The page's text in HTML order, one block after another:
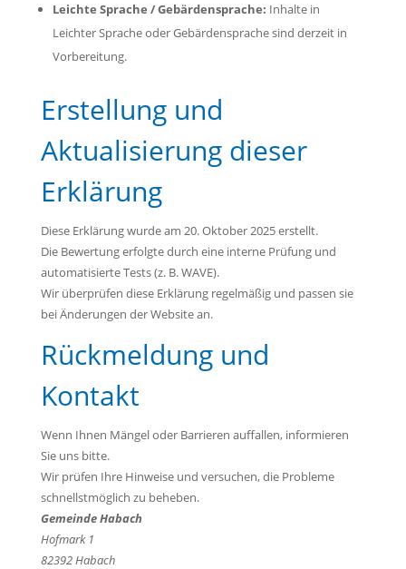
Leichte Sprache / Gebärdensprache: Inhalte in
Leichter Sprache oder Gebärdensprache sind derzeit in
Vorbereitung.
Erstellung und
Aktualisierung dieser
Erklärung
Diese Erklärung wurde am 20. Oktober 2025erstellt.
Die Bewertung erfolgte durch eine interne Prüfung und
automatisierte Tests (z. B. WAVE).
Wir überprüfen diese Erklärung regelmäßig und passen sie
bei Änderungen der Website an.
Rückmeldung und
Kontakt
Wenn Ihnen Mängel oder Barrieren auffallen, informieren
Sie uns bitte.
Wir prüfen Ihre Hinweise und versuchen, die Probleme
schnellstmöglich zu beheben.
Gemeinde Habach
Hofmark 1
82392 Habach